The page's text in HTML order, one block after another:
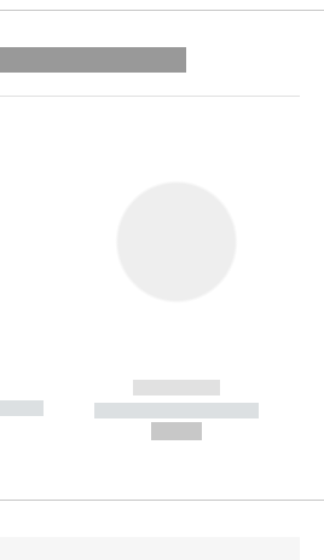
------------
----------- -----------